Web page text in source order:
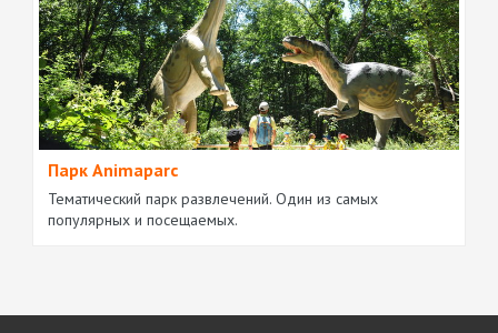
Парк Animaparc
Тематический парк развлечений. Один из самых
популярных и посещаемых.